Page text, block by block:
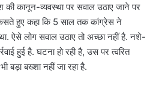
कानून-व्यवस्था पर सवाल उठाए जाने पर
हुए कहा कि 5 साल तक कांग्रेस ने
ऐसे लोग सवाल उठाए तो अच्छा नहीं है. नशे-
हुई है. घटना हो रही है, उस पर त्वरित
बड़ा बख्शा नहीं जा रहा है.